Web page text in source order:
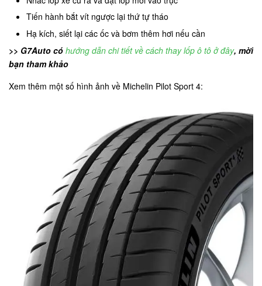
Tiến hành bắt vít ngược lại thứ tự tháo
Hạ kích, siết lại các ốc và bơm thêm hơi nếu cần
>> G7Auto có hướng dẫn chi tiết về cách thay lốp ô tô ở đây, mời
bạn tham khảo
Xem thêm một số hình ảnh về Michelin Pilot Sport 4: